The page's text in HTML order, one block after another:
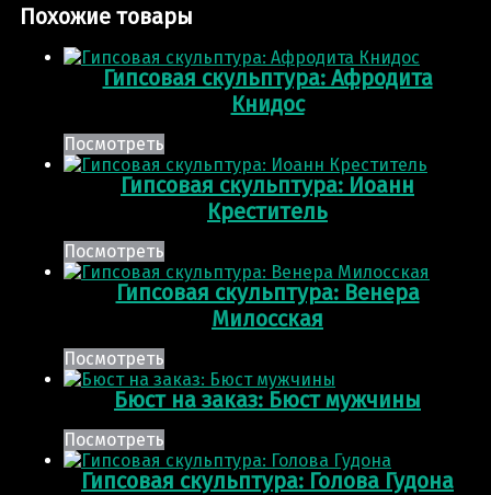
Похожие товары
Гипсовая скульптура: Афродита
Книдос
Посмотреть
Гипсовая скульптура: Иоанн
Креститель
Посмотреть
Гипсовая скульптура: Венера
Милосская
Посмотреть
Бюст на заказ: Бюст мужчины
Посмотреть
Гипсовая скульптура: Голова Гудона